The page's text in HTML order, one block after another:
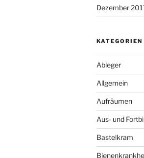
Dezember
KATEGORIEN
Ableger
Allgemein
Aufräumen
Aus- und
Bastelkram